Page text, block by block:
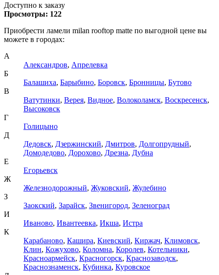
Доступно к заказу
Просмотры: 122
Приобрести ламели milan rooftop matte по выгодной цене вы
можете в городах:
А
Александров, Апрелевка
Б
Балашиха, Барыбино, Боровск, Бронницы, Бутово
В
Ватутинки, Верея, Видное, Волоколамск, Воскресенск,
Высоковск
Г
Голицыно
Д
Дедовск, Дзержинский, Дмитров, Долгопрудный,
Домодедово, Дорохово, Дрезна, Дубна
Е
Егорьевск
Ж
Железнодорожный, Жуковский, Жулебино
З
Заокский, Зарайск, Звенигород, Зеленоград
И
Иваново, Ивантеевка, Икша, Истра
К
Карабаново, Кашира, Киевский, Киржач, Климовск,
Клин, Кожухово, Коломна, Королев, Котельники,
Красноармейск, Красногорск, Краснозаводск,
Краснознаменск, Кубинка, Куровское